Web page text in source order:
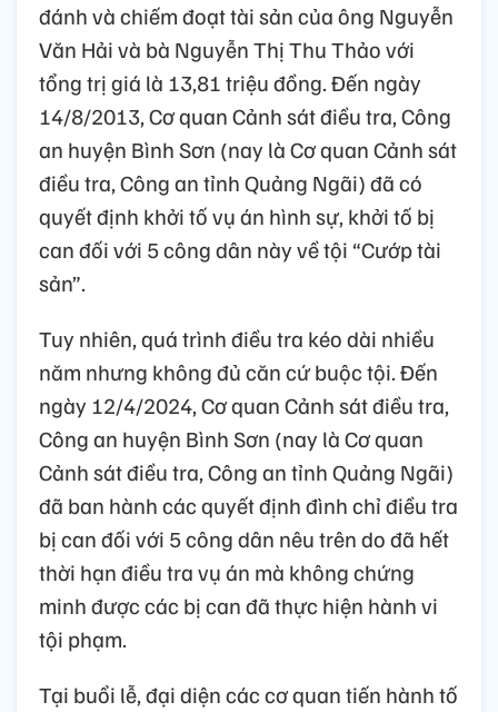
đánh và chiếm đoạt tài sản của ông Nguyễn
Văn Hải và bà Nguyễn Thị Thu Thảo với
tổng trị giá là 13,81 triệu đồng. Đến ngày
14/8/2013, Cơ quan Cảnh sát điều tra, Công
an huyện Bình Sơn (nay là Cơ quan Cảnh sát
điều tra, Công an tỉnh Quảng Ngãi) đã có
quyết định khởi tố vụ án hình sự, khởi tố bị
can đối với 5 công dân này về tội “Cướp tài
sản”.
Tuy nhiên, quá trình điều tra kéo dài nhiều
năm nhưng không đủ căn cứ buộc tội. Đến
ngày 12/4/2024, Cơ quan Cảnh sát điều tra,
Công an huyện Bình Sơn (nay là Cơ quan
Cảnh sát điều tra, Công an tỉnh Quảng Ngãi)
đã ban hành các quyết định đình chỉ điều tra
bị can đối với 5 công dân nêu trên do đã hết
thời hạn điều tra vụ án mà không chứng
minh được các bị can đã thực hiện hành vi
tội phạm.
Tại buổi lễ, đại diện các cơ quan tiến hành tố